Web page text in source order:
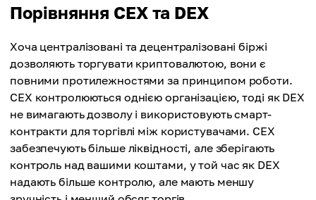
Порівняння CEX та DEX
Хоча централізовані та децентралізовані біржі
дозволяють торгувати криптовалютою, вони є
повними протилежностями за принципом роботи.
CEX контролюються однією організацією, тоді як DEX
не вимагають дозволу і використовують смарт-
контракти для торгівлі між користувачами. CEX
забезпечують більше ліквідності, але зберігають
контроль над вашими коштами, у той час як DEX
надають більше контролю, але мають меншу